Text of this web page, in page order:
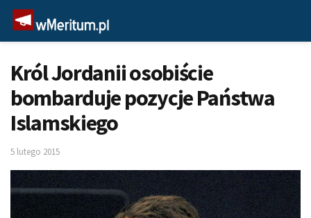
Król Jordanii osobiście
bombarduje pozycje Państwa
Islamskiego
5 lutego 2015